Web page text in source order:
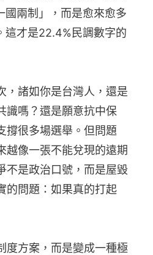
國兩制」，而是愈來愈多
這才是22.4%民調數字的
，諸如你是台灣人，還是
識嗎？還是願意抗中保
撐很多場選舉。但問題
越像一張不能兌現的遠期
不是政治口號，而是屋毀
的問題：如果真的打起
度方案，而是變成一種極